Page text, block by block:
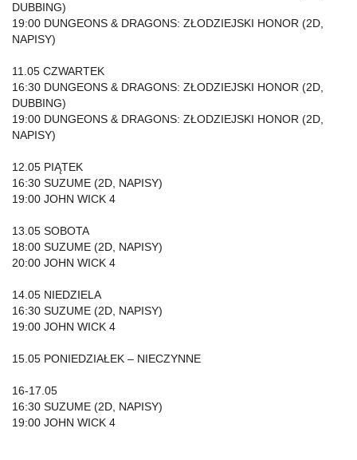
DUBBING)
19:00 DUNGEONS & DRAGONS: ZŁODZIEJSKI HONOR (2D,
NAPISY)
11.05 CZWARTEK
16:30 DUNGEONS & DRAGONS: ZŁODZIEJSKI HONOR (2D,
DUBBING)
19:00 DUNGEONS & DRAGONS: ZŁODZIEJSKI HONOR (2D,
NAPISY)
12.05 PIĄTEK
16:30 SUZUME (2D, NAPISY)
19:00 JOHN WICK 4
13.05 SOBOTA
18:00 SUZUME (2D, NAPISY)
20:00 JOHN WICK 4
14.05 NIEDZIELA
16:30 SUZUME (2D, NAPISY)
19:00 JOHN WICK 4
15.05 PONIEDZIAŁEK – NIECZYNNE
16-17.05
16:30 SUZUME (2D, NAPISY)
19:00 JOHN WICK 4